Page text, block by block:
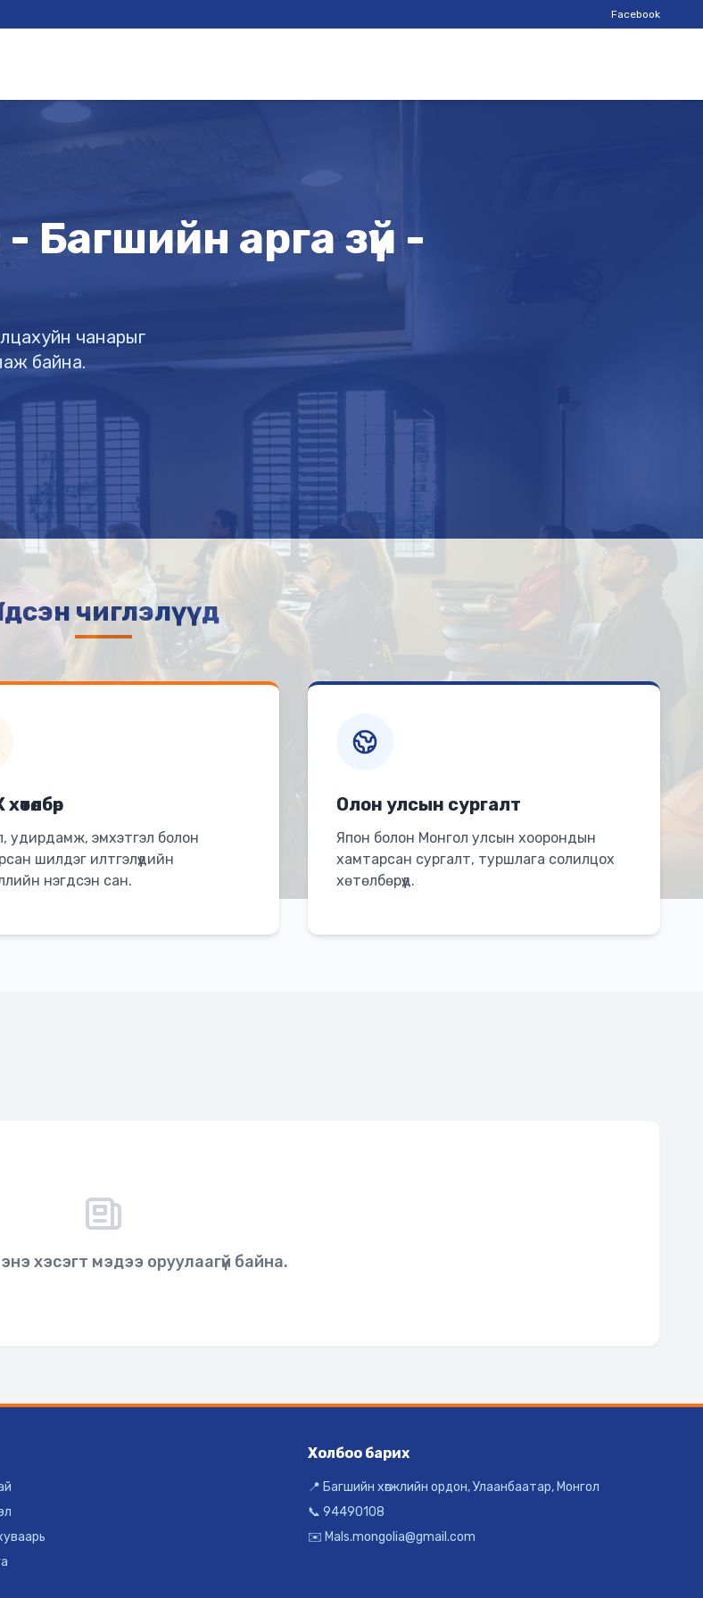
Facebook
Багшийн арга зүй -
чанарыг
байна.
чиглэлүүд
удирдамж, эмхэтгэл болон
шилдэг илтгэлүүдийн
нэгдсэн сан.
Олон улсын сургалт
Япон болон Монгол улсын хоорондын
хамтарсан сургалт, туршлага солилцох
хөтөлбөрүүд.
хэсэгт мэдээ оруулаагүй байна.
Холбоо барих
📍 Багшийн хөгжлийн ордон, Улаанбаатар, Монгол
📞 94490108
✉️ Mals.mongolia@gmail.com